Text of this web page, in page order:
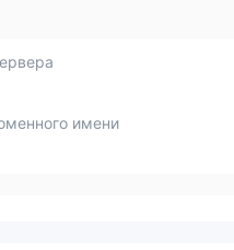
имени